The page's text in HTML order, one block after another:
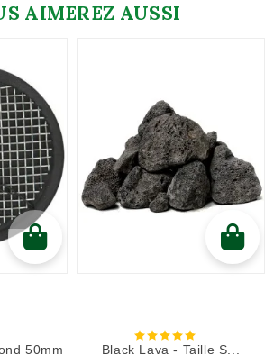
AIMEREZ AUSSI
50mm Black Lava - Taille S...